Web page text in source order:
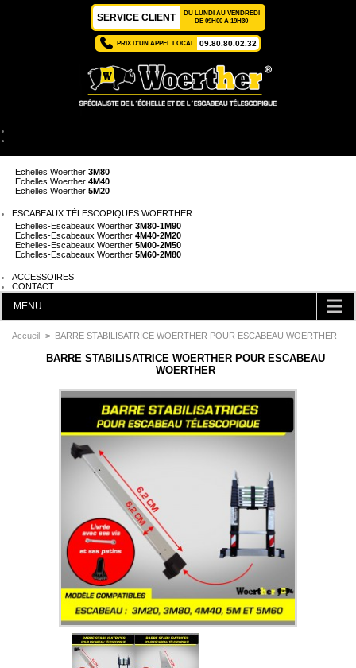
SERVICE CLIENT
DU LUNDI AU VENDREDI
DE 09H00 A 19H30
PRIX D'UN APPEL LOCAL 09.80.80.02.32
Echelles Woerther 3M80
Echelles Woerther 4M40
Echelles Woerther 5M20
ESCABEAUX TÉLESCOPIQUES WOERTHER
Echelles-Escabeaux Woerther 3M80-1M90
Echelles-Escabeaux Woerther 4M40-2M20
Echelles-Escabeaux Woerther 5M00-2M50
Echelles-Escabeaux Woerther 5M60-2M80
ACCESSOIRES
CONTACT
MENU
CATÉGORIES
ÉCHELLES TELESCOPIQUES
ESCABEAUX TELESCOPIQUES
RECHERCHE PAR TAILLE
RECHERCHE PAR GAMME
NOS ACCESSOIRES
CAISSES A OUTILS WOERTHER
CHÈQUES CADEAUX WOERTHER
INFORMATIONS
MENTIONS LEGALES
conditions générales de vente et d'utilisation
PLAN DU SITE
PAIEMENT SECURISE
NOUS CONTACTER
SATISFAIT OU REMBOURSÉ
CHOISIR FACILEMENT SON MODELE
QUI SOMME NOUS ?
NORME EN-131
ECHELLE TELESCOPIQUE D´OCCASION
Accueil > BARRE STABILISATRICE WOERTHER POUR ESCABEAU WOERTHER
BARRE STABILISATRICE WOERTHER POUR ESCABEAU
WOERTHER